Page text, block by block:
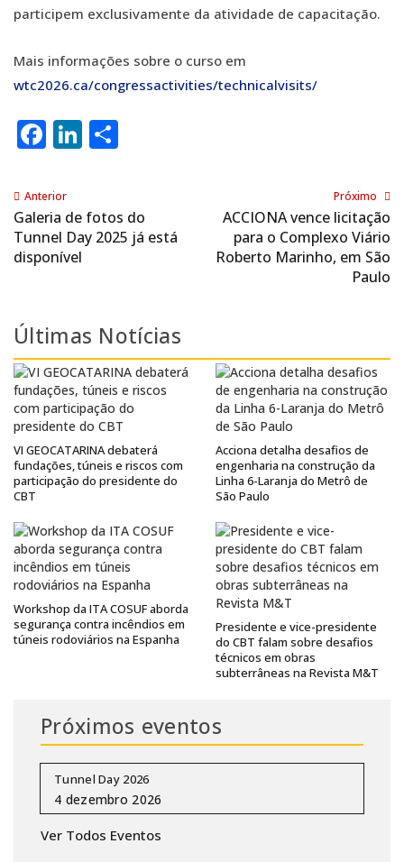
participem exclusivamente da atividade de capacitação.
Mais informações sobre o curso em
wtc2026.ca/congressactivities/technicalvisits/
Facebook
LinkedIn
Anterior
Galeria de fotos do
Tunnel Day 2025 já está
disponível
Próximo
ACCIONA vence licitação
para o Complexo Viário
Roberto Marinho, em São
Paulo
Últimas Notícias
VI GEOCATARINA debaterá
fundações, túneis e riscos com
participação do presidente do
CBT
Acciona detalha desafios de
engenharia na construção da
Linha 6-Laranja do Metrô de
São Paulo
Workshop da ITA COSUF aborda
segurança contra incêndios em
túneis rodoviários na Espanha
Presidente e vice-presidente
do CBT falam sobre desafios
técnicos em obras
subterrâneas na Revista M&T
Próximos eventos
Tunnel Day 2026
Ver Todos Eventos